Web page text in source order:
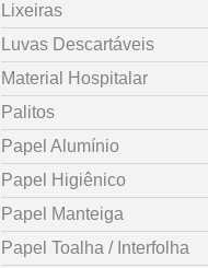
Lixeiras
Luvas Descartáveis
Material Hospitalar
Palitos
Papel Alumínio
Papel Higiênico
Papel Manteiga
Papel Toalha / Interfolha